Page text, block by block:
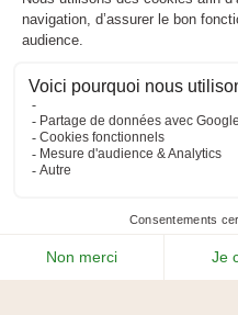
Votre compte
Commandes
Adresses
CONDITIONS GÉNÉRALES DE VENTE
POLITIQUE DE CONFIDENTIALITÉ
PLAN DU SITE